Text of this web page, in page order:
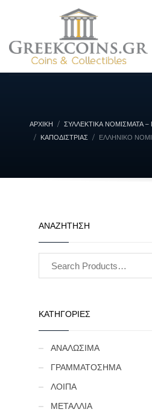
ΑΡΧΙΚΉ ΣΥΛΛΕΚΤΙΚΆ ΝΟΜΊΣΜΑΤΑ
ΚΑΠΟΔΊΣΤΡΙΑΣ
ΕΛΛΗΝΙΚΌ
ΑΝΑΖΗΤΗΣΗ
ΚΑΤΗΓΟΡΙΕΣ
ΑΝΑΛΩΣΙΜΑ
ΓΡΑΜΜΑΤΟΣΗΜΑ
ΛΟΙΠΑ
ΜΕΤΑΛΛΙΑ